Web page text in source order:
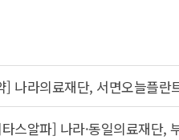
] 나라의료재단, 서면오늘플란
스알파] 나라·동일의료재단,